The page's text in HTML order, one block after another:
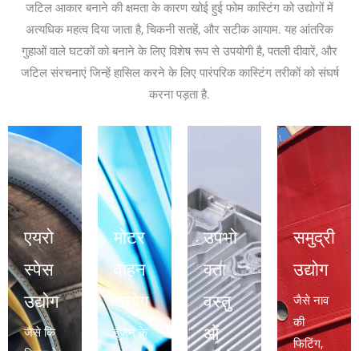
जटिल आकार बनाने की क्षमता के कारण खोई हुई फोम कास्टिंग को उद्योगों में
अत्यधिक महत्व दिया जाता है, चिकनी सतहें, और सटीक आयाम. यह आंतरिक
गुहाओं वाले घटकों को बनाने के लिए विशेष रूप से उपयोगी है, पतली दीवारें, और
जटिल संरचनाएं जिन्हें हासिल करने के लिए पारंपरिक कास्टिंग तरीकों को संघर्ष
करना पड़ता है.
एयरो
स्पेस
उद्योग
जैसे कि
मोटर
वाहन
उद्योग
इंजन के
उपभो
क्ता
वस्तु
ओं
समुद्री
उद्योग
जैसे नाव
की
फिटिंग,